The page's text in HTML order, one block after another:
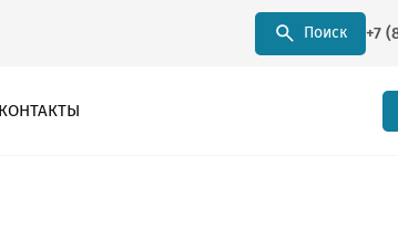
Поиск +7
КОНТАКТЫ